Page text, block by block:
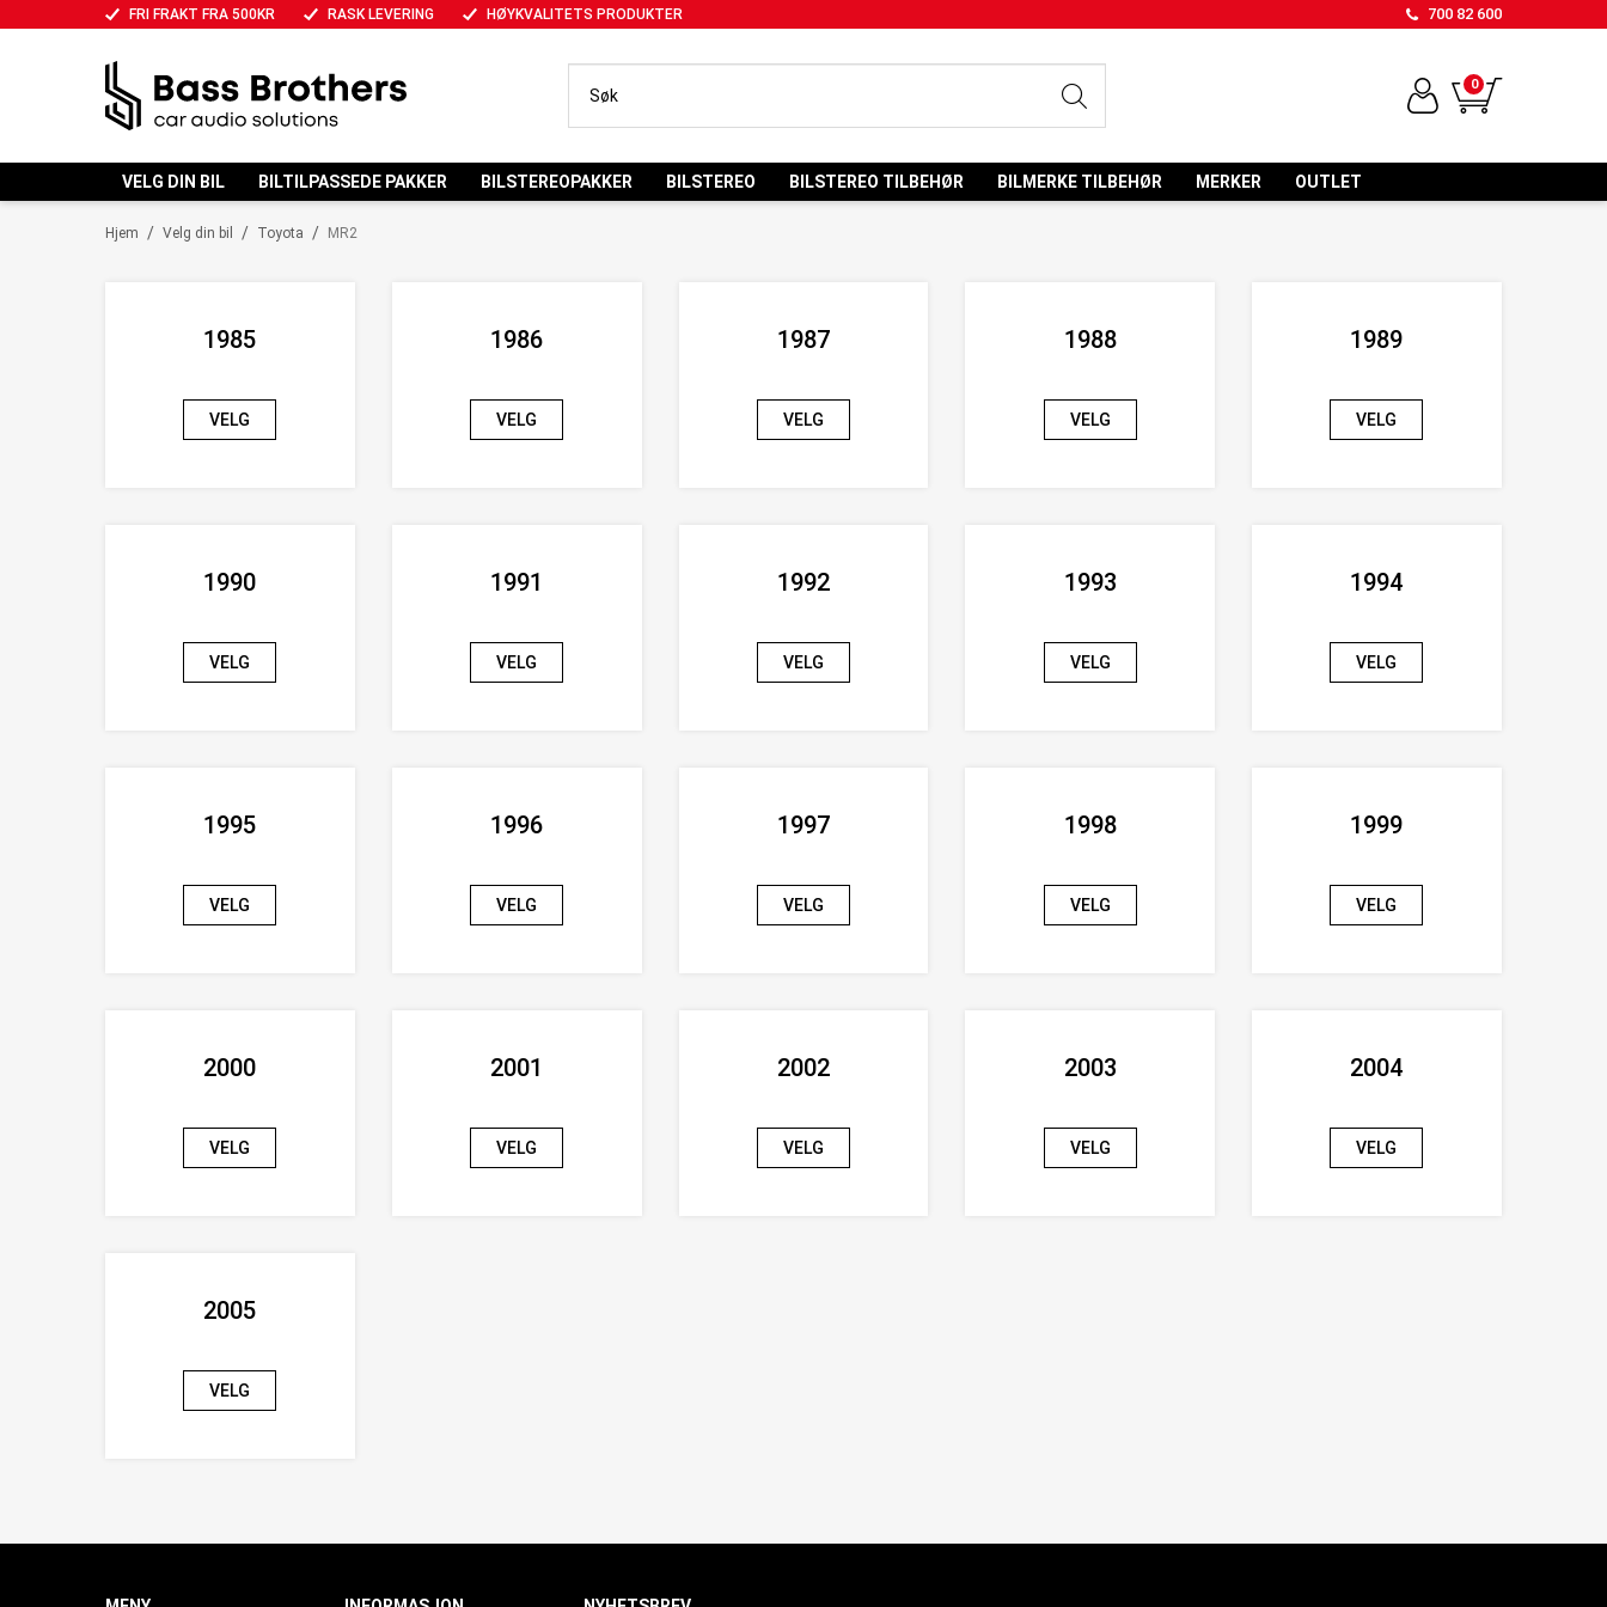
FRI FRAKT FRA 500KR RASK LEVERING HØYKVALITETS PRODUKTER 700 82 600
0
VELG DIN BIL BILTILPASSEDE PAKKER BILSTEREOPAKKER BILSTEREO BILSTEREO TILBEHØR BILMERKE TILBEHØR MERKER OUTLET
/
Hjem /
Velg din bil /
Toyota MR2
1985
VELG
1986
VELG
1987
VELG
1988
VELG
1989
VELG
1990
VELG
1991
VELG
1992
VELG
1993
VELG
1994
VELG
1995
VELG
1996
VELG
1997
VELG
1998
VELG
1999
VELG
2000
VELG
2001
VELG
2002
VELG
2003
VELG
2004
VELG
2005
VELG